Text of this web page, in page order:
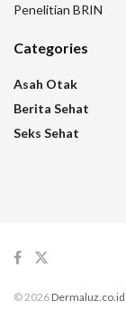
Penelitian BRIN
Categories
Asah Otak
Berita Sehat
Seks Sehat
© 2026 Dermaluz.co.id